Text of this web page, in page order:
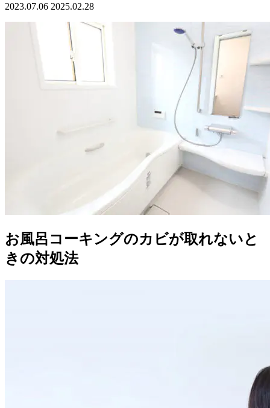
2023.07.06 2025.02.28
お風呂コーキングのカビが取れないと
きの対処法